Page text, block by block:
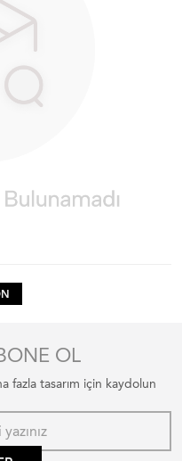
OL
fazla tasarım için kaydolun